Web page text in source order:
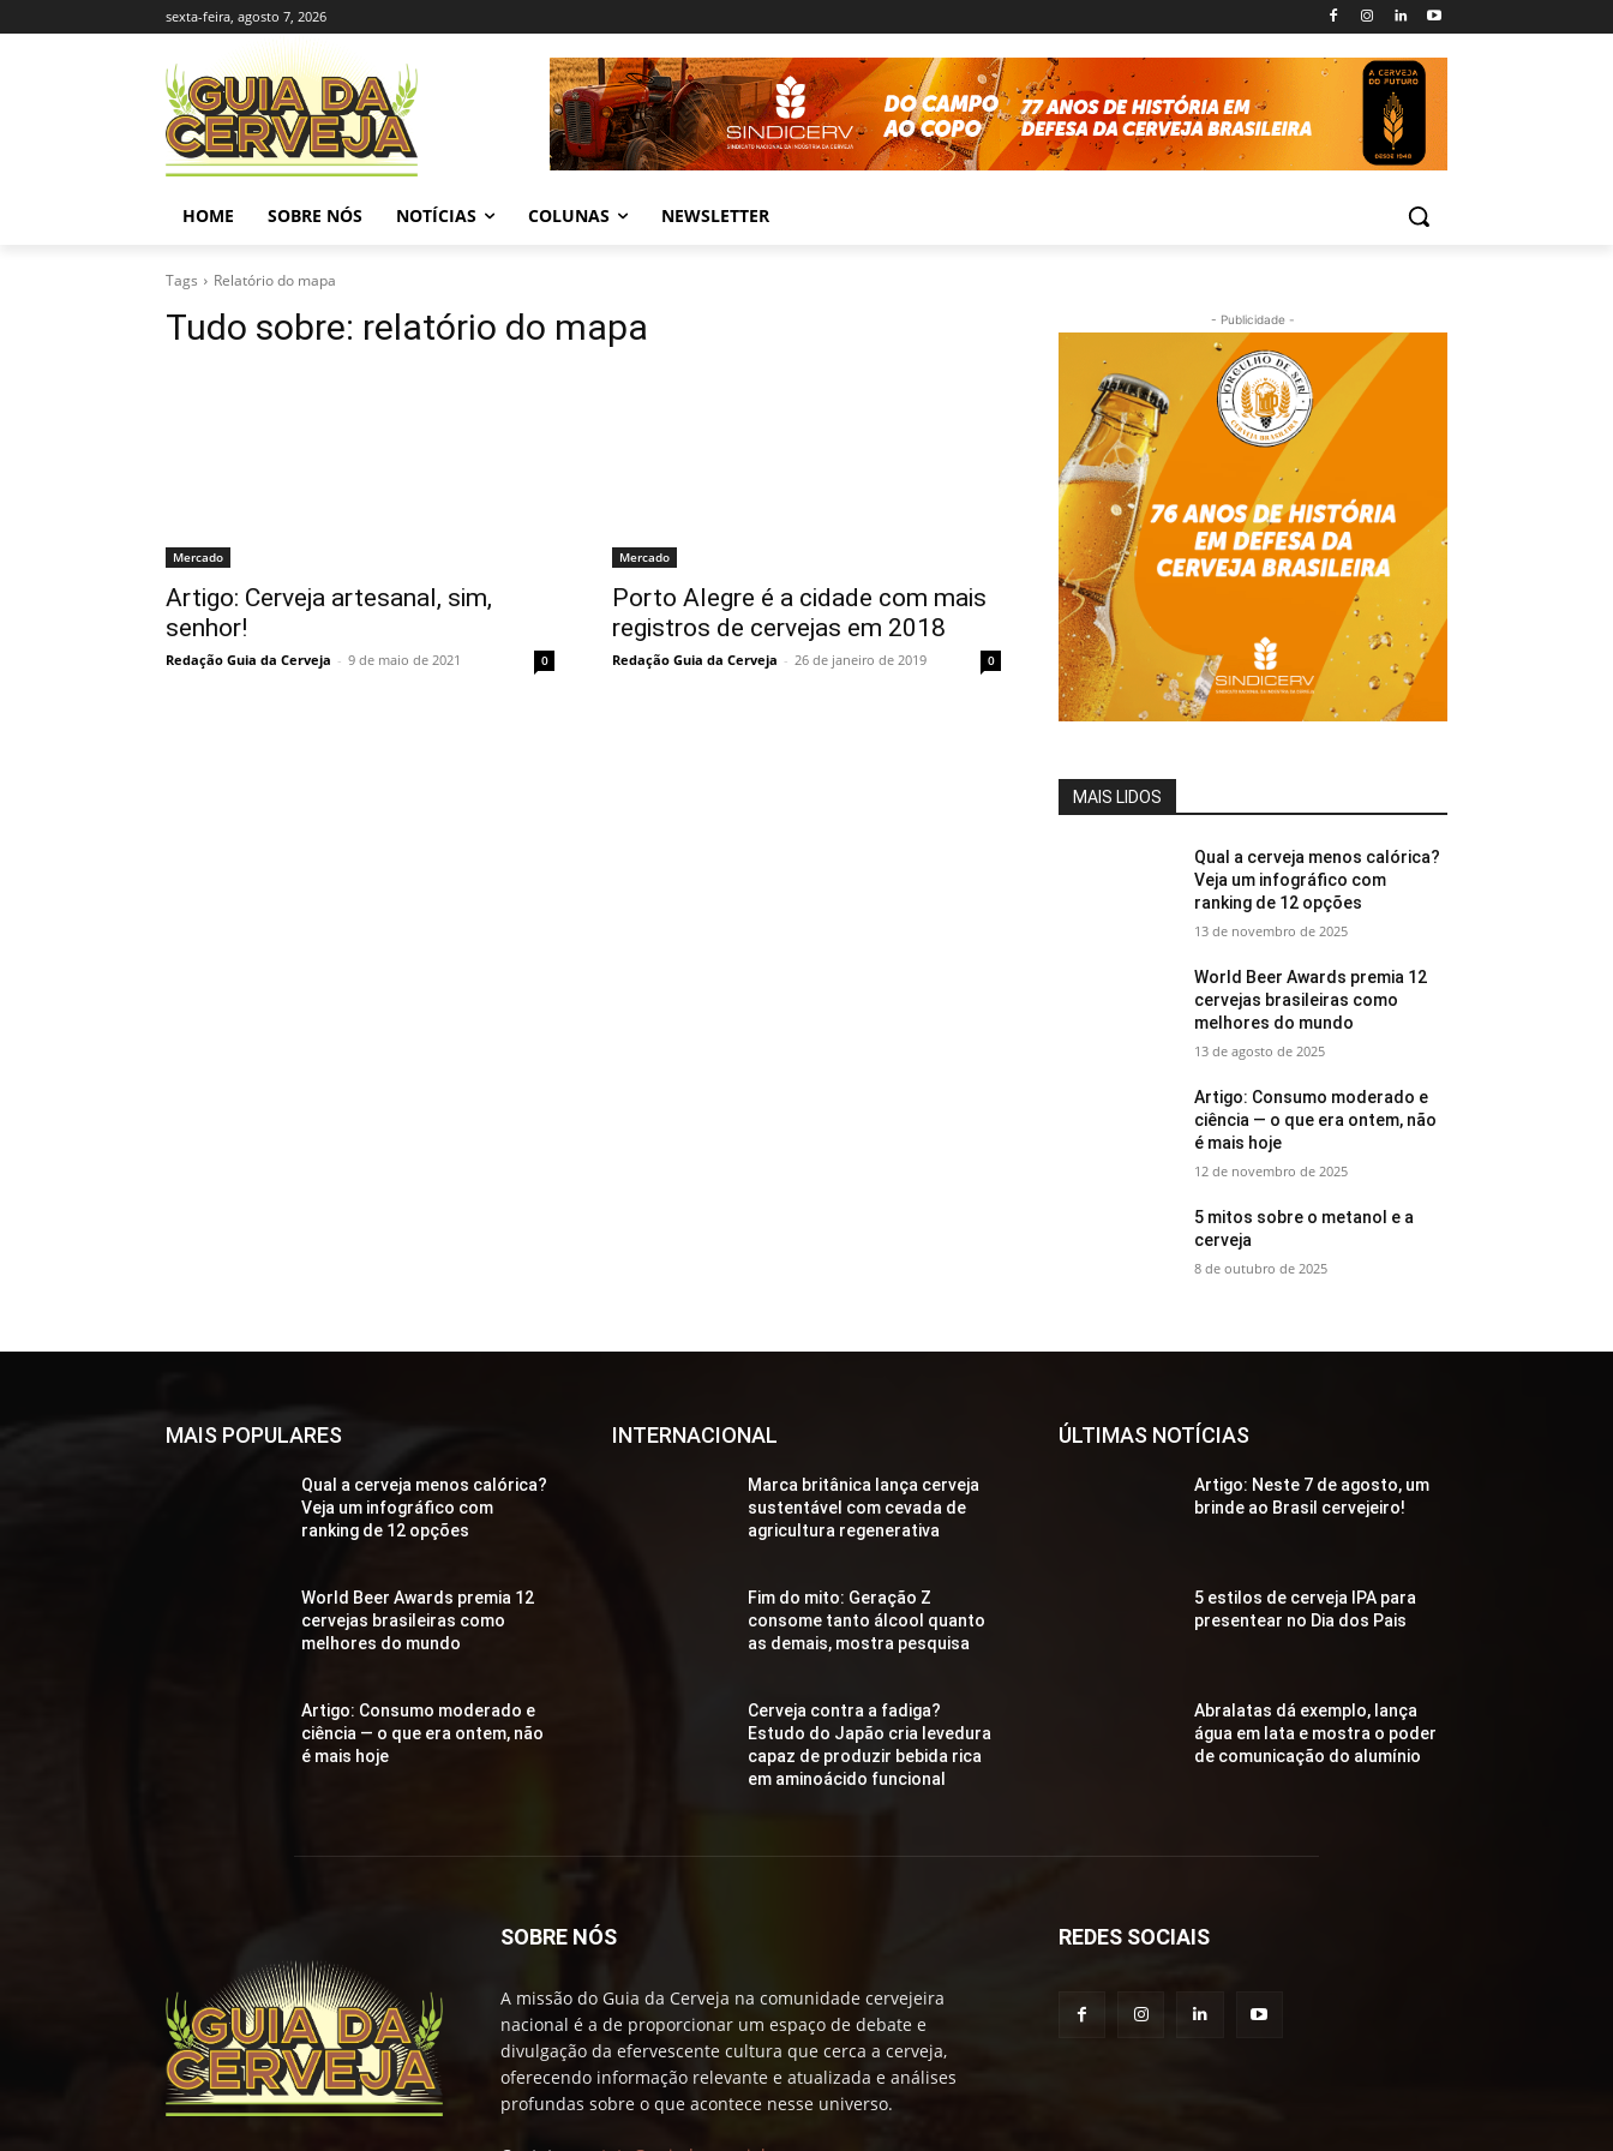
sexta-feira, agosto 7, 2026
HOME SOBRE NÓS NOTÍCIAS COLUNAS NEWSLETTER
Tags Relatório do mapa
Tudo sobre: relatório do mapa
Mercado
Artigo: Cerveja artesanal, sim,
senhor!
Redação Guia da Cerveja - 9 de maio de 2021 0
Mercado
Porto Alegre é a cidade com mais
registros de cervejas em 2018
Redação Guia da Cerveja - 26 de janeiro de 2019 0
- Publicidade -
MAIS LIDOS
Qual a cerveja menos calórica?
Veja um infográfico com
ranking de 12 opções
13 de novembro de 2025
World Beer Awards premia 12
cervejas brasileiras como
melhores do mundo
13 de agosto de 2025
Artigo: Consumo moderado e
ciência — o que era ontem, não
é mais hoje
12 de novembro de 2025
5 mitos sobre o metanol e a
cerveja
8 de outubro de 2025
MAIS POPULARES
Qual a cerveja menos calórica?
Veja um infográfico com
ranking de 12 opções
World Beer Awards premia 12
cervejas brasileiras como
melhores do mundo
Artigo: Consumo moderado e
ciência — o que era ontem, não
é mais hoje
INTERNACIONAL
Marca britânica lança cerveja
sustentável com cevada de
agricultura regenerativa
Fim do mito: Geração Z
consome tanto álcool quanto
as demais, mostra pesquisa
Cerveja contra a fadiga?
Estudo do Japão cria levedura
capaz de produzir bebida rica
em aminoácido funcional
ÚLTIMAS NOTÍCIAS
Artigo: Neste 7 de agosto, um
brinde ao Brasil cervejeiro!
5 estilos de cerveja IPA para
presentear no Dia dos Pais
Abralatas dá exemplo, lança
água em lata e mostra o poder
de comunicação do alumínio
SOBRE NÓS
A missão do Guia da Cerveja na comunidade cervejeira
nacional é a de proporcionar um espaço de debate e
divulgação da efervescente cultura que cerca a cerveja,
oferecendo informação relevante e atualizada e análises
profundas sobre o que acontece nesse universo.
REDES SOCIAIS